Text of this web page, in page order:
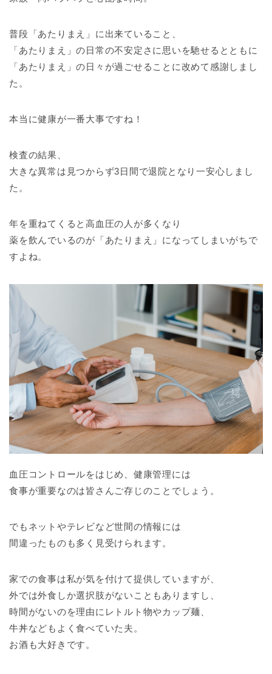
普段「あたりまえ」に出来ていること、
「あたりまえ」の日常の不安定さに思いを馳せるとともに
「あたりまえ」の日々が過ごせることに改めて感謝しまし
た。
本当に健康が一番大事ですね！
検査の結果、
大きな異常は見つからず3日間で退院となり一安心しまし
た。
年を重ねてくると高血圧の人が多くなり
薬を飲んでいるのが「あたりまえ」になってしまいがちで
すよね。
血圧コントロールをはじめ、健康管理には
食事が重要なのは皆さんご存じのことでしょう。
でもネットやテレビなど世間の情報には
間違ったものも多く見受けられます。
家での食事は私が気を付けて提供していますが、
外では外食しか選択肢がないこともありますし、
時間がないのを理由にレトルト物やカップ麺、
牛丼などもよく食べていた夫。
お酒も大好きです。